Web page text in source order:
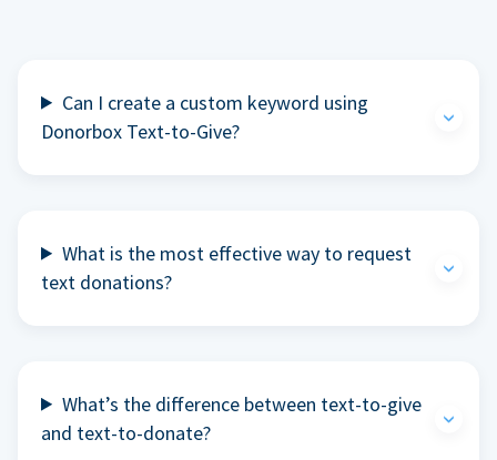
Can I create a custom keyword using
Donorbox Text-to-Give?
What is the most effective way to request
text donations?
What’s the difference between text-to-give
and text-to-donate?